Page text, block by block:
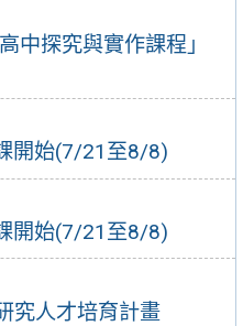
中探究與實作課程」
開始(7/21至8/8)
開始(7/21至8/8)
究人才培育計畫